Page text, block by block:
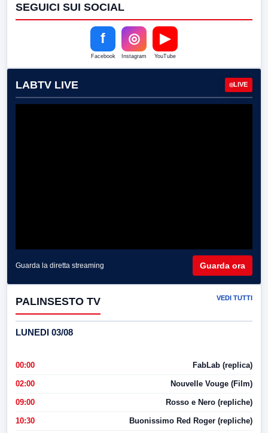
SEGUICI SUI SOCIAL
f
Facebook
◎
Instagram
▶
YouTube
LABTV LIVE LIVE
Guarda la diretta streaming Guarda ora
PALINSESTO TV VEDI TUTTI
LUNEDI 03/08
00:00 FabLab (replica)
02:00 Nouvelle Vouge (Film)
09:00 Rosso e Nero (repliche)
10:30 Buonissimo Red Roger (repliche)